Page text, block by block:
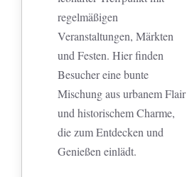
regelmäßigen
Veranstaltungen, Märkten
und Festen. Hier finden
Besucher eine bunte
Mischung aus urbanem Flair
und historischem Charme,
die zum Entdecken und
Genießen einlädt.